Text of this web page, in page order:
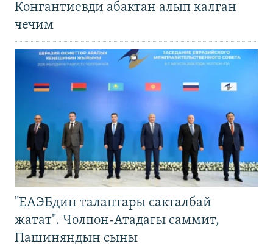
Конгантиевди абактан алып калган
чечим
"ЕАЭБдин талаптары сакталбай
жатат". Чолпон-Атадагы саммит,
Пашиняндын сыны